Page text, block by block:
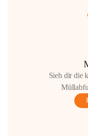
Sieh dir die